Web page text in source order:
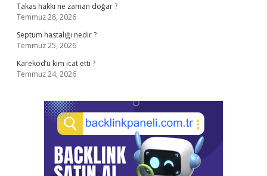
Takas hakkı ne zaman doğar ?
Temmuz 28, 2026
Septum hastalığı nedir ?
Temmuz 25, 2026
Karekod’u kim icat etti ?
Temmuz 24, 2026